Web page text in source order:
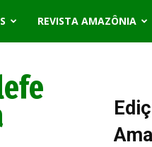
REVISTA AMAZÔNIA